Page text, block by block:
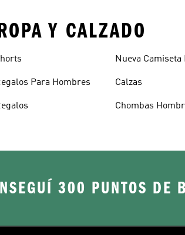
Y CALZADO
Para Hombres
Nueva Camiseta
Calzas
Chombas
300 PUNTOS DE